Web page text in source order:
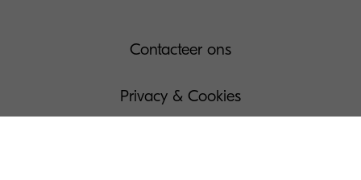
Contacteer ons
Privacy & Cookies